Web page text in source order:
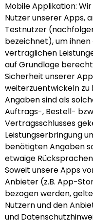
Mobile Applikation:
Nutzer unserer Apps,
Testnutzer
bezeichnet), um
vertraglichen
auf Grundlage
Sicherheit unserer
weiterzuentwickeln
Angaben sind als
Auftrags-, Bestell-
Vertragsschlusses
Leistungserbringung
benötigten Angaben
etwaige
Soweit unsere Apps
Anbieter (z.B. App-
bezogen werden,
Nutzern und den
und